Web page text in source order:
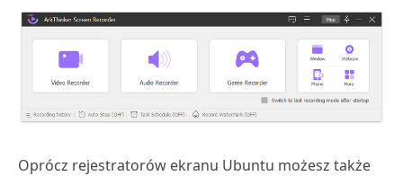
Oprócz rejestratorów ekranu Ubuntu możesz także